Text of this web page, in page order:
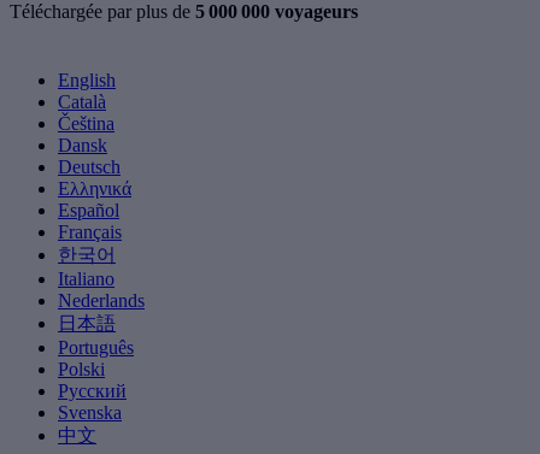
Téléchargée par plus de 5 000 000 voyageurs
English
Català
Čeština
Dansk
Deutsch
Ελληνικά
Español
Français
한국어
Italiano
Nederlands
日本語
Português
Polski
Русский
Svenska
中文